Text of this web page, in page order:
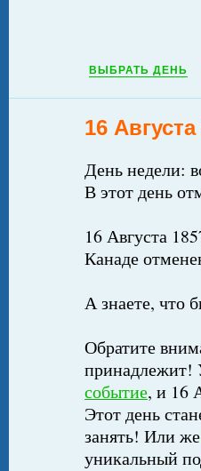
ВЫБРАТЬ ДЕНЬ
16 Августа
День недели:
В этот день
16 Августа
Канаде
А знаете, что
Обратите
принадлежит!
событие, и 16
Этот день
занять! Или же
уникальный